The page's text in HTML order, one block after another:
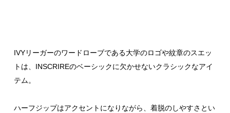
IVYリーガーのワードローブである大学のロゴや紋章のスエッ
トは、INSCRIREのベーシックに欠かせないクラシックなアイ
テム。
ハーフジップはアクセントになりながら、着脱のしやすさとい